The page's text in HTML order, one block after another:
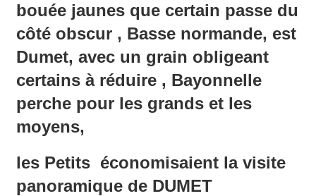
bouée jaunes que certain passe du
côté obscur , Basse normande, est
Dumet, avec un grain obligeant
certains à réduire , Bayonnelle
perche pour les grands et les
moyens,
les Petits économisaient la visite
panoramique de DUMET